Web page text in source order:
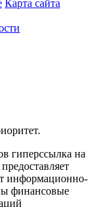
Карта сайта
гиперссылка на
информационно-
финансовые